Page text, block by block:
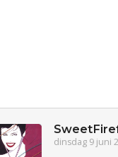
dinsdag 9 juni